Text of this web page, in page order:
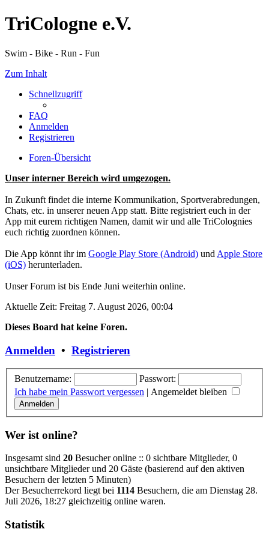
TriCologne e.V.
Swim - Bike - Run - Fun
Zum Inhalt
Schnellzugriff
FAQ
Anmelden
Registrieren
Foren-Übersicht
Unser interner Bereich wird umgezogen.
In Zukunft findet die interne Kommunikation, Sportverabredungen,
Chats, etc. in unserer neuen App statt. Bitte registriert euch in der
App mit eurem richtigen Namen, damit wir und alle TriColognies
euch richtig zuordnen können.
Die App könnt ihr im Google Play Store (Android) und Apple Store
(iOS) herunterladen.
Unser Forum ist bis Ende Juni weiterhin online.
Aktuelle Zeit: Freitag 7. August 2026, 00:04
Dieses Board hat keine Foren.
Anmelden • Registrieren
Benutzername:
Passwort:
Ich habe mein Passwort vergessen | Angemeldet bleiben
Wer ist online?
Insgesamt sind 20 Besucher online :: 0 sichtbare Mitglieder, 0
unsichtbare Mitglieder und 20 Gäste (basierend auf den aktiven
Besuchern der letzten 5 Minuten)
Der Besucherrekord liegt bei 1114 Besuchern, die am Dienstag 28.
Juli 2026, 18:27 gleichzeitig online waren.
Statistik